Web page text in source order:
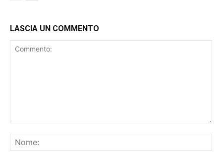
LASCIA UN COMMENTO